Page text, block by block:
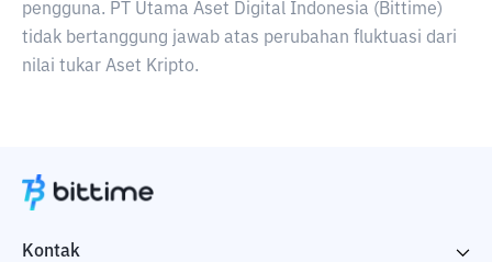
pengguna. PT Utama Aset Digital Indonesia (Bittime)
tidak bertanggung jawab atas perubahan fluktuasi dari
nilai tukar Aset Kripto.
Kontak